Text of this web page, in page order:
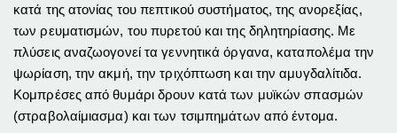
κατά της ατονίας του πεπτι­κού συστήματος, της ανορεξίας,
των ρευματισμών, του πυρετού και της δηλητηρίασης. Με
πλύσεις αναζωογονεί τα γεννητικά όργανα, καταπο­λέμα την
ψωρίαση, την ακμή, την τριχόπτωση και την αμυγδαλίτιδα.
Κο­μπρέσες από θυμάρι δρουν κατά των μυϊκών σπασμών
(στραβολαίμια­σμα) και των τσιμπημάτων από έντομα.